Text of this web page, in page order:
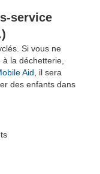
service
Si vous ne
la déchetterie,
Aid , il sera
des enfants dans